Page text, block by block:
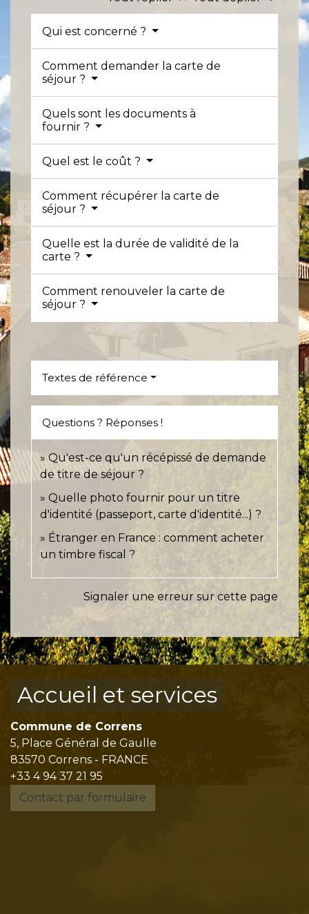
Qui est concerné ?
Comment demander la carte de
séjour ?
Quels sont les documents à
fournir ?
Quel est le coût ?
Comment récupérer la carte de
séjour ?
Quelle est la durée de validité de la
carte ?
Comment renouveler la carte de
séjour ?
Textes de référence
Questions ? Réponses !
Qu'est-ce qu'un récépissé de demande
de titre de séjour ?
Quelle photo fournir pour un titre
d'identité (passeport, carte d'identité...) ?
Étranger en France : comment acheter
un timbre fiscal ?
Signaler une erreur sur cette page
Accueil et services
Commune de Correns
5, Place Général de Gaulle
83570 Correns - FRANCE
+33 4 94 37 21 95
Contact par formulaire